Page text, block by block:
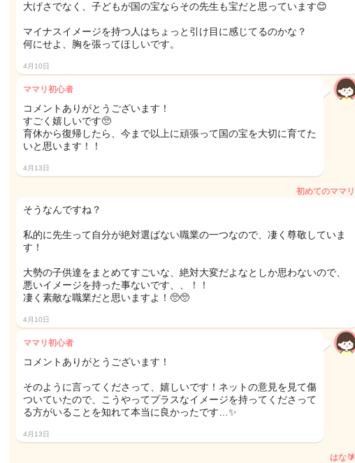
大げさでなく、子どもが国の宝ならその先生も宝だと思っています😊
マイナスイメージを持つ人はちょっと引け目に感じてるのかな？
何にせよ、胸を張ってほしいです。
4月10日
ママリ初心者
コメントありがとうございます！
すごく嬉しいです🥺
育休から復帰したら、今まで以上に頑張って国の宝を大切に育てた
いと思います！！
4月13日
初めてのママリ
そうなんですね？
私的に先生って自分が絶対選ばない職業の一つなので、凄く尊敬していま
す！
大勢の子供達をまとめてすごいな、絶対大変だよなとしか思わないので、
悪いイメージを持った事ないです、、！！
凄く素敵な職業だと思いますよ！🥺🥺
4月10日
ママリ初心者
コメントありがとうございます！
そのように言ってくださって、嬉しいです！ネットの意見を見て傷
ついていたので、こうやってプラスなイメージを持ってくださって
る方がいることを知れて本当に良かったです…✨
4月13日
はな🔰